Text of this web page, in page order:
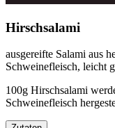
Hirschsalami
ausgereifte Salami aus
Schweinefleisch, leicht
100g Hirschsalami
Schweinefleisch